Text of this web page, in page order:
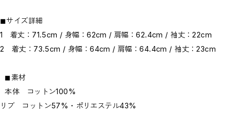
◼︎サイズ詳細
1 着丈：71.5cm / 身幅：62cm / 肩幅：62.4cm / 袖丈：22cm
2 着丈：73.5cm / 身幅：64cm / 肩幅：64.4cm / 袖丈：23cm
◼︎素材
本体 コットン100%
リブ コットン57%・ポリエステル43%